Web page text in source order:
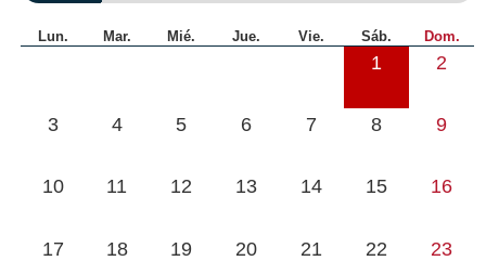
Lun. Mar. Mié. Jue. Vie. Sáb. Dom.
1 2
3 4 5 6 7 8 9
10 11 12 13 14 15 16
17 18 19 20 21 22 23